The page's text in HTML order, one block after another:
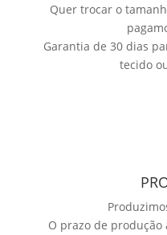
Quer trocar o
Garantia de 30 dias
tecido
O prazo de produção